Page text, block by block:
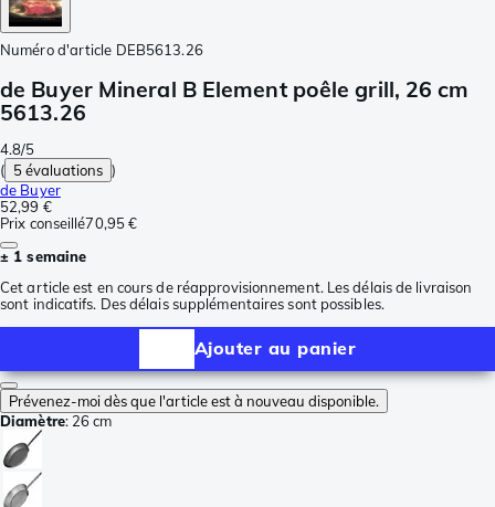
Numéro d'article DEB5613.26
de Buyer Mineral B Element poêle grill, 26 cm
5613.26
4.8/5
( 5 évaluations )
de Buyer
52,99 €
Prix conseillé70,95 €
± 1 semaine
Cet article est en cours de réapprovisionnement. Les délais de livraison
sont indicatifs. Des délais supplémentaires sont possibles.
Ajouter au panier
Prévenez-moi dès que l'article est à nouveau disponible.
Diamètre: 26 cm